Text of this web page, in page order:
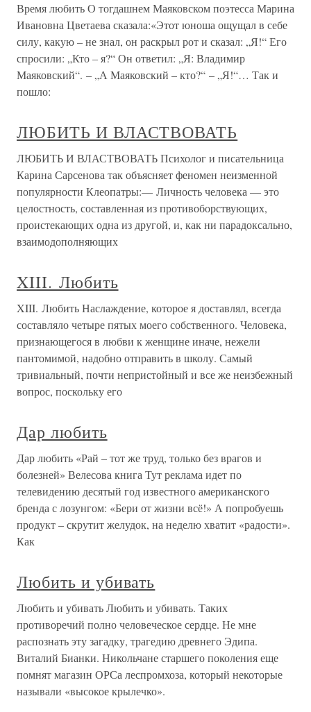
Время любить О тогдашнем Маяковском поэтесса Марина
Ивановна Цветаева сказала:«Этот юноша ощущал в себе
силу, какую – не знал, он раскрыл рот и сказал: „Я!“ Его
спросили: „Кто – я?“ Он ответил: „Я: Владимир
Маяковский“. – „А Маяковский – кто?“ – „Я!“… Так и
пошло:
ЛЮБИТЬ И ВЛАСТВОВАТЬ
ЛЮБИТЬ И ВЛАСТВОВАТЬ Психолог и писательница
Карина Сарсенова так объясняет феномен неизменной
популярности Клеопатры:— Личность человека — это
целостность, составленная из противоборствующих,
проистекающих одна из другой, и, как ни парадоксально,
взаимодополняющих
XIII. Любить
XIII. Любить Наслаждение, которое я доставлял, всегда
составляло четыре пятых моего собственного. Человека,
признающегося в любви к женщине иначе, нежели
пантомимой, надобно отправить в школу. Самый
тривиальный, почти непристойный и все же неизбежный
вопрос, поскольку его
Дар любить
Дар любить «Рай – тот же труд, только без врагов и
болезней» Велесова книга Тут реклама идет по
телевидению десятый год известного американского
бренда с лозунгом: «Бери от жизни всё!» А попробуешь
продукт – скрутит желудок, на неделю хватит «радости».
Как
Любить и убивать
Любить и убивать Любить и убивать. Таких
противоречий полно человеческое сердце. Не мне
распознать эту загадку, трагедию древнего Эдипа.
Виталий Бианки. Никольчане старшего поколения еще
помнят магазин ОРСа леспромхоза, который некоторые
называли «высокое крылечко».